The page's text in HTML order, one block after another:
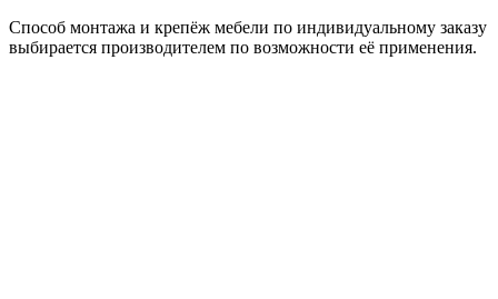
Способ монтажа и крепёж мебели по индивидуальному заказу
выбирается производителем по возможности её применения.